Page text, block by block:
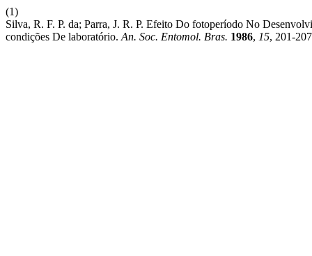
(1)
Silva, R. F. P. da; Parra, J. R. P. Efeito Do fotoperíodo No
condições De laboratório. An. Soc. Entomol. Bras. 1986, 15, 201-